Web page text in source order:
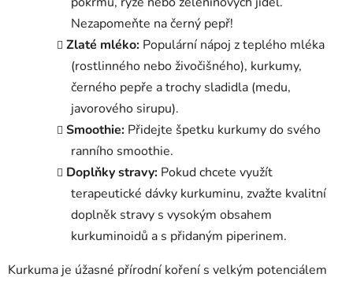
Nezapomeňte na černý pepř!
Zlaté mléko: Populární nápoj z teplého mléka
(rostlinného nebo živočišného), kurkumy,
černého pepře a trochy sladidla (medu,
javorového sirupu).
Smoothie: Přidejte špetku kurkumy do svého
ranního smoothie.
Doplňky stravy: Pokud chcete využít
terapeutické dávky kurkuminu, zvažte kvalitní
doplněk stravy s vysokým obsahem
kurkuminoidů a s přidaným piperinem.
Kurkuma je úžasné přírodní koření s velkým potenciálem